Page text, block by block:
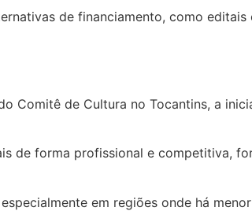
de financiamento, como editais
Comitê de Cultura no Tocantins, a
de forma profissional e competitiva,
em regiões onde há